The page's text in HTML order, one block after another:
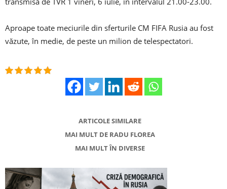
Aproape toate meciurile din sferturile CM FIFA Rusia au fost
văzute, în medie, de peste un milion de telespectatori.
ARTICOLE SIMILARE
MAI MULT DE RADU FLOREA
MAI MULT ÎN DIVERSE